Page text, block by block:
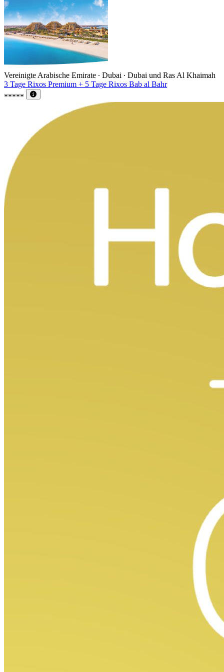
Vereinigte Arabische Emirate ∙ Dubai ∙ Dubai und Ras Al Khaimah
3 Tage Rixos Premium + 5 Tage Rixos Bab al Bahr
*****